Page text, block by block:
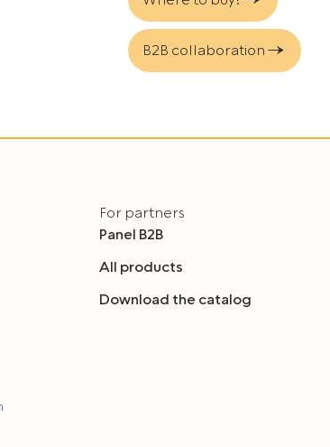
B2B collaboration
For partners
Panel B2B
All products
Download the catalog